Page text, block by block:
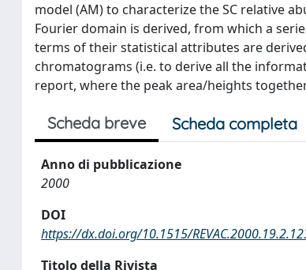
model (AM) to characterize the SC relative
Fourier domain is derived, from which a
terms of their statistical attributes are
chromatograms (i.e. to derive all the
report, where the peak area/heights
Scheda breve Scheda completa
Anno di pubblicazione
2000
DOI
https://dx.doi.org/10.1515/
Titolo della Rivista